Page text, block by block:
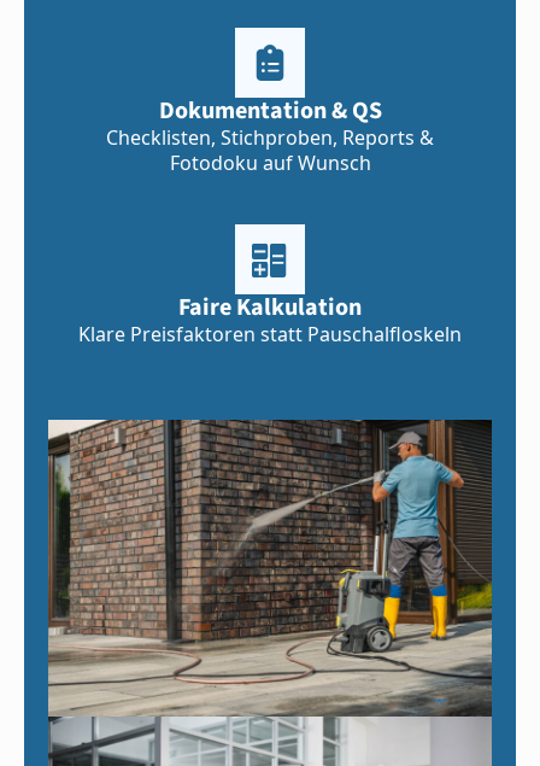
Dokumentation & QS
Checklisten, Stichproben, Reports &
Fotodoku auf Wunsch
Faire Kalkulation
Klare Preisfaktoren statt Pauschalfloskeln